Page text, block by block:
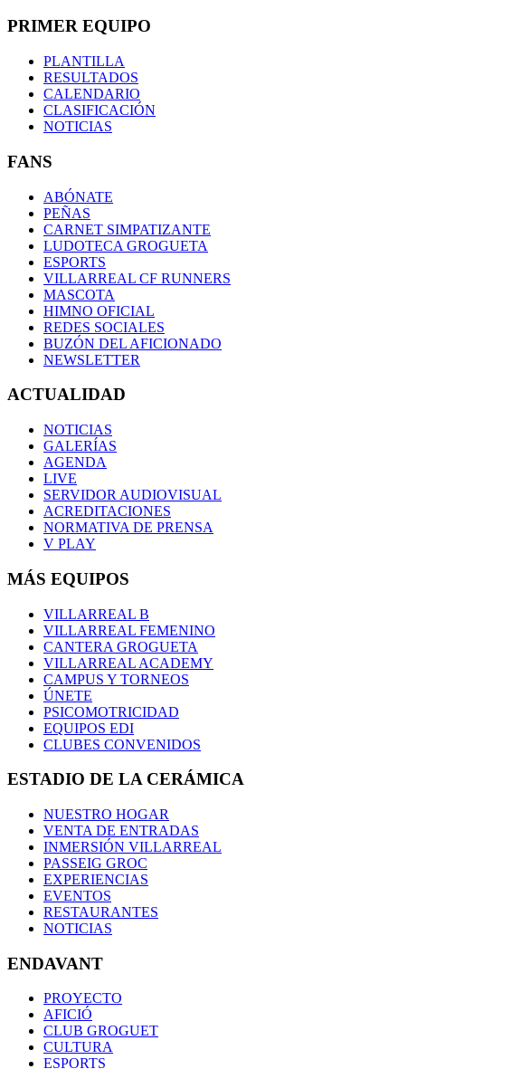
PRIMER EQUIPO
PLANTILLA
RESULTADOS
CALENDARIO
CLASIFICACIÓN
NOTICIAS
FANS
ABÓNATE
PEÑAS
CARNET SIMPATIZANTE
LUDOTECA GROGUETA
ESPORTS
VILLARREAL CF RUNNERS
MASCOTA
HIMNO OFICIAL
REDES SOCIALES
BUZÓN DEL AFICIONADO
NEWSLETTER
ACTUALIDAD
NOTICIAS
GALERÍAS
AGENDA
LIVE
SERVIDOR AUDIOVISUAL
ACREDITACIONES
NORMATIVA DE PRENSA
V PLAY
MÁS EQUIPOS
VILLARREAL B
VILLARREAL FEMENINO
CANTERA GROGUETA
VILLARREAL ACADEMY
CAMPUS Y TORNEOS
ÚNETE
PSICOMOTRICIDAD
EQUIPOS EDI
CLUBES CONVENIDOS
ESTADIO DE LA CERÁMICA
NUESTRO HOGAR
VENTA DE ENTRADAS
INMERSIÓN VILLARREAL
PASSEIG GROC
EXPERIENCIAS
EVENTOS
RESTAURANTES
NOTICIAS
ENDAVANT
PROYECTO
AFICIÓ
CLUB GROGUET
CULTURA
ESPORTS